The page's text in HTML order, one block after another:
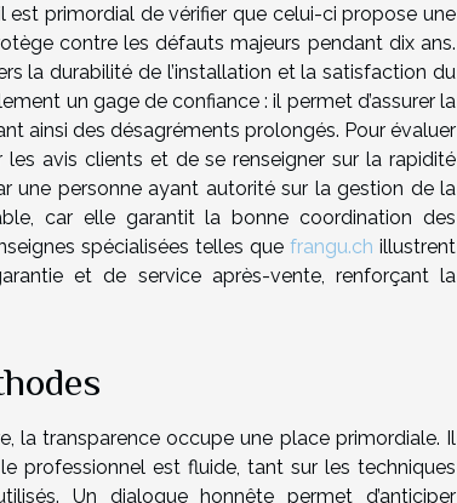
est primordial de vérifier que celui-ci propose une
contre les défauts majeurs pendant dix ans.
la durabilité de l’installation et la satisfaction du
un gage de confiance : il permet d’assurer la
ainsi des désagréments prolongés. Pour évaluer
avis clients et de se renseigner sur la rapidité
une personne ayant autorité sur la gestion de la
car elle garantit la bonne coordination des
spécialisées telles que frangu.ch illustrent
et de service après-vente, renforçant la
la transparence occupe une place primordiale. Il
professionnel est fluide, tant sur les techniques
Un dialogue honnête permet d’anticiper